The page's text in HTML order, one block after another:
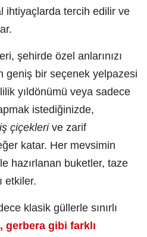
ihtiyaçlarda tercih edilir ve
şehirde özel anlarınızı
geniş bir seçenek yelpazesi
yıldönümü veya sadece
istediğinizde,
çiçeklerive zarif
katar. Her mevsimin
hazırlanan buketler, taze
etkiler.
klasik güllerle sınırlı
gerbera gibi farklı